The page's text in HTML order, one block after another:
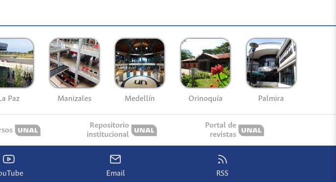
La Paz Manizales Medellín Orinoquía Palmira
Repositorio
institucional
Portal de
revistas
Email RSS